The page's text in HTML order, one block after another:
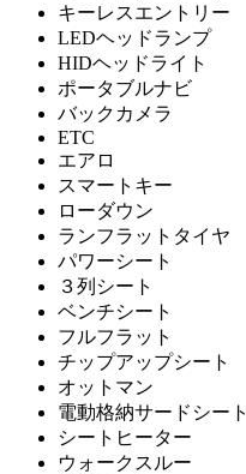
キーレスエントリー
LEDヘッドランプ
HIDヘッドライト
ポータブルナビ
バックカメラ
ETC
エアロ
スマートキー
ローダウン
ランフラットタイヤ
パワーシート
３列シート
ベンチシート
フルフラット
チップアップシート
オットマン
電動格納サードシート
シートヒーター
ウォークスルー